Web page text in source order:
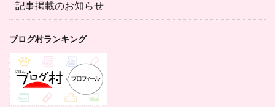
記事掲載のお知らせ
ブログ村ランキング